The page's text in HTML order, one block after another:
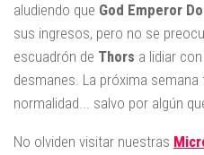
aludiendo que God Emperor
sus ingresos, pero no se
escuadrón de Thors a lidiar
desmanes. La próxima
normalidad... salvo por algún
No olviden visitar nuestras